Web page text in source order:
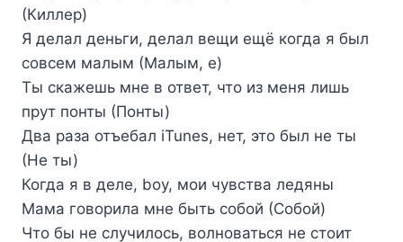
(Киллер)
Я делал деньги, делал вещи ещё когда я был
совсем малым (Малым, е)
Ты скажешь мне в ответ, что из меня лишь
прут понты (Понты)
Два раза отъебал iTunes, нет, это был не ты
(Не ты)
Когда я в деле, boy, мои чувства ледяны
Мама говорила мне быть собой (Собой)
Что бы не случилось, волноваться не стоит